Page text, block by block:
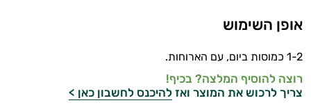
אנמיה
אופן השימוש
1-2 כמוסות ביום, עם הארוחות.
רוצה להוסיף המלצה? בכיף!
צריך לרכוש את המוצר ואז להיכנס לחשבון כאן >